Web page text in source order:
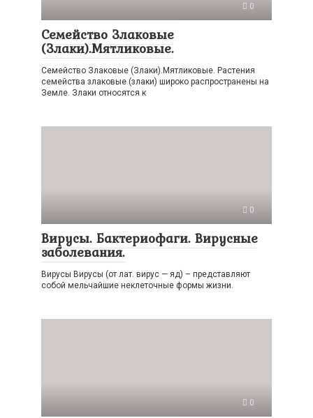
0
Семейство Злаковые
(Злаки).Мятликовые.
Семейство Злаковые (Злаки).Мятликовые. Растения
семейства злаковые (злаки) широко распространены на
Земле. Злаки относятся к
0
Вирусы. Бактериофаги. Вирусные
заболевания.
Вирусы Вирусы (от лат. вирус — яд) – представляют
собой мельчайшие неклеточные формы жизни.
0